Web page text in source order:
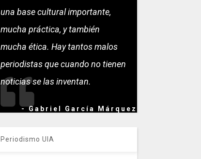
una base cultural importante,
mucha práctica, y también
mucha ética. Hay tantos malos
periodistas que cuando no tienen
noticias se las inventan.
- Gabriel García Márquez
Periodismo UIA